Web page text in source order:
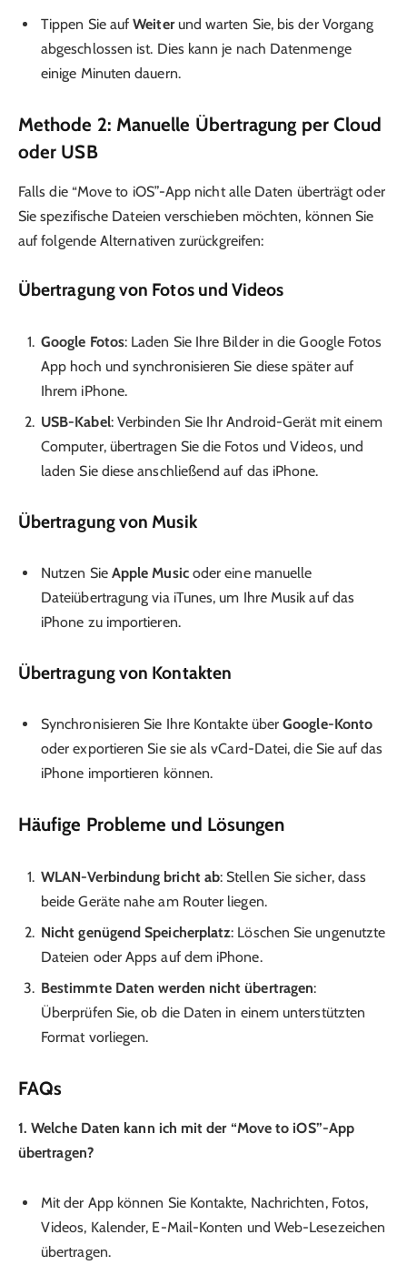
Tippen Sie aufWeiterund warten Sie, bis der Vorgang
abgeschlossen ist. Dies kann je nach Datenmenge
einige Minuten dauern.
Methode 2: Manuelle Übertragung per Cloud
oder USB
Falls die “Move to iOS”-App nicht alle Daten überträgt oder
Sie spezifische Dateien verschieben möchten, können Sie
auf folgende Alternativen zurückgreifen:
Übertragung von Fotos und Videos
Google Fotos: Laden Sie Ihre Bilder in die Google Fotos
App hoch und synchronisieren Sie diese später auf
Ihrem iPhone.
USB-Kabel: Verbinden Sie Ihr Android-Gerät mit einem
Computer, übertragen Sie die Fotos und Videos, und
laden Sie diese anschließend auf das iPhone.
Übertragung von Musik
Nutzen Sie Apple Musicoder eine manuelle
Dateiübertragung via iTunes, um Ihre Musik auf das
iPhone zu importieren.
Übertragung von Kontakten
Synchronisieren Sie Ihre Kontakte überGoogle-Konto
oder exportieren Sie sie als vCard-Datei, die Sie auf das
iPhone importieren können.
Häufige Probleme und Lösungen
WLAN-Verbindung bricht ab: Stellen Sie sicher, dass
beide Geräte nahe am Router liegen.
Nicht genügend Speicherplatz: Löschen Sie ungenutzte
Dateien oder Apps auf dem iPhone.
Bestimmte Daten werden nicht übertragen:
Überprüfen Sie, ob die Daten in einem unterstützten
Format vorliegen.
FAQs
1. Welche Daten kann ich mit der “Move to iOS”-App
übertragen?
Mit der App können Sie Kontakte, Nachrichten, Fotos,
Videos, Kalender, E-Mail-Konten und Web-Lesezeichen
übertragen.